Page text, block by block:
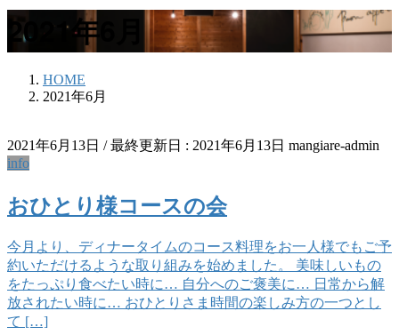
動
2021年6月
HOME
2021年6月
2021年6月13日 / 最終更新日 : 2021年6月13日 mangiare-admin
info
おひとり様コースの会
今月より、ディナータイムのコース料理をお一人様でもご予
約いただけるような取り組みを始めました。 美味しいもの
をたっぷり食べたい時に… 自分へのご褒美に… 日常から解
放されたい時に… おひとりさま時間の楽しみ方の一つとし
て […]